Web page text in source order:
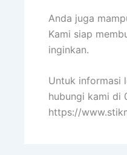
Anda juga
Kami siap
inginkan.
Untuk informasi
hubungi kami di
https://